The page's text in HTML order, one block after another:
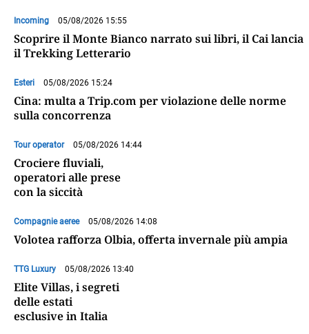
Incoming 05/08/2026 15:55
Scoprire il Monte Bianco narrato sui libri, il Cai lancia
il Trekking Letterario
Esteri 05/08/2026 15:24
Cina: multa a Trip.com per violazione delle norme
sulla concorrenza
Tour operator 05/08/2026 14:44
Crociere fluviali,
operatori alle prese
con la siccità
Compagnie aeree 05/08/2026 14:08
Volotea rafforza Olbia, offerta invernale più ampia
TTG Luxury 05/08/2026 13:40
Elite Villas, i segreti
delle estati
esclusive in Italia